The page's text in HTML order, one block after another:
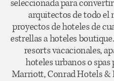
seleccionada para
arquitectos de todo el
proyectos de hoteles de
estrellas a hoteles
resorts vacacionales,
hoteles urbanos o
Marriott, Conrad Hotels &